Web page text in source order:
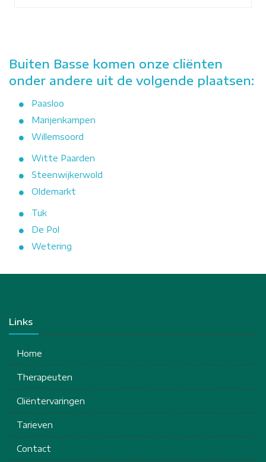
Buiten Basse komen onze cliënten
onder andere uit de volgende plaatsen:
Paasloo
Marijenkampen
Willemsoord
Witte Paarden
Steenwijkerwold
Oldemarkt
Tuk
De Pol
Wetering
Links
Home
Therapeuten
Cliëntervaringen
Tarieven
Contact